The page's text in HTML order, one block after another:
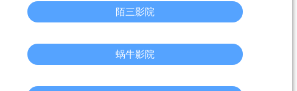
陌三影院
蜗牛影院